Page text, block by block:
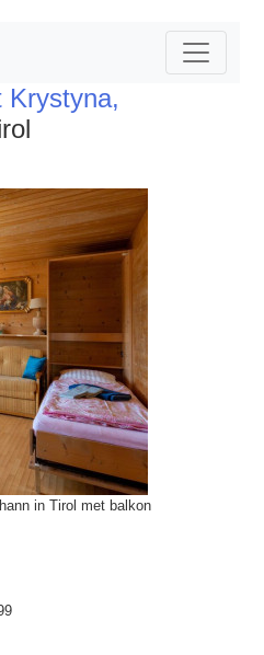
Krystyna,
in Tirol met balkon